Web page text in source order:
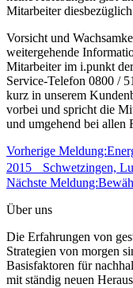
Mitarbeiter
Vorsicht und
weitergehende
Mitarbeiter im i.punkt
Service-Telefon 0800 /
kurz in unserem
vorbei und spricht die
und umgehend bei allen
Vorherige Meldung:
2015 Schwetzingen,
Nächste Meldung:
Über uns
Die Erfahrungen von
Strategien von morgen
Basisfaktoren für
mit ständig neuen